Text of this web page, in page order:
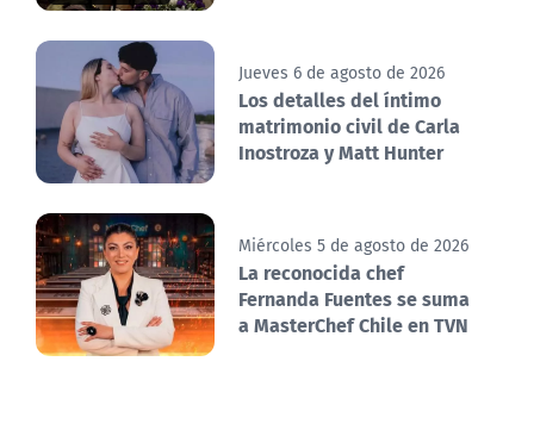
Jueves 6 de agosto de 2026
Los detalles del íntimo
matrimonio civil de Carla
Inostroza y Matt Hunter
Miércoles 5 de agosto de 2026
La reconocida chef
Fernanda Fuentes se suma
a MasterChef Chile en TVN